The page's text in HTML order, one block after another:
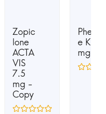
Zopic
lone
ACTA
VIS
7.5
mg -
Copy
e K25
mg